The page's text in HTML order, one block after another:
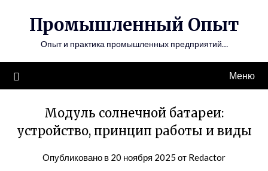
содержимому
Промышленный Опыт
Опыт и практика промышленных предприятий…
Меню
Модуль солнечной батареи:
устройство, принцип работы и виды
Опубликовано в 20 ноября 2025 от Redactor